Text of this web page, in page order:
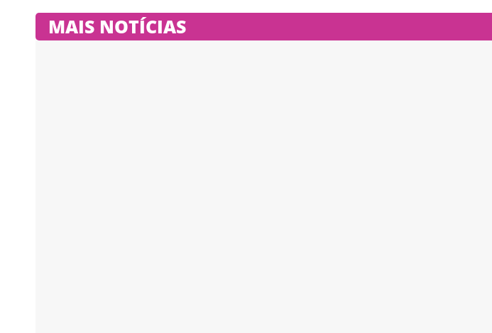
MAIS NOTÍCIAS